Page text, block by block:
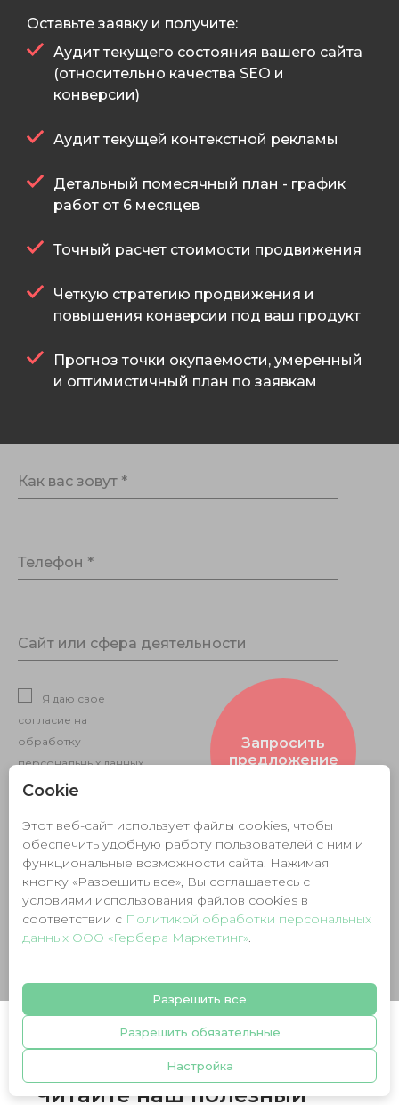
Как вас зовут *
Телефон *
Сайт или сфера деятельности
Я даю свое
согласие на
обработку
персональных данных
в соответствии с
конфиденциальности.
Запросить
предложение
Оставьте заявку и получите:
Аудит текущего состояния вашего сайта
(относительно качества SEO и
конверсии)
Аудит текущей контекстной рекламы
Детальный помесячный план - график
работ от 6 месяцев
Точный расчет стоимости продвижения
Четкую стратегию продвижения и
повышения конверсии под ваш продукт
Прогноз точки окупаемости, умеренный
и оптимистичный план по заявкам
Читайте наш полезный
Cookie
Этот веб-сайт использует файлы cookies, чтобы
обеспечить удобную работу пользователей с ним и
функциональные возможности сайта. Нажимая
кнопку «Разрешить все», Вы соглашаетесь с
условиями использования файлов cookies в
соответствии c Политикой обработки персональных
данных ООО «Гербера Маркетинг».
Разрешить все
Разрешить обязательные
Настройка